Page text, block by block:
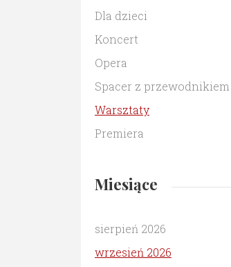
Dla dzieci
Koncert
Opera
Spacer z przewodnikiem
Warsztaty
Premiera
Miesiące
sierpień 2026
wrzesień 2026